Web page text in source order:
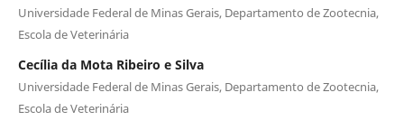
Universidade Federal de Minas Gerais, Departamento de Zootecnia,
Escola de Veterinária
Cecília da Mota Ribeiro e Silva
Universidade Federal de Minas Gerais, Departamento de Zootecnia,
Escola de Veterinária